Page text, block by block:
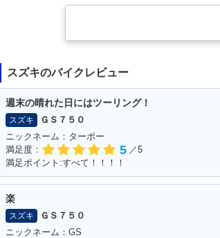
2006年 ADDRESS V50
G・新登場
0・新登場
スズキのバイクレビュー
週末の晴れた日にはツーリング！
スズキ
ＧＳ７５０
ニックネーム：ターボー
満足度：
5 ／5
満足ポイント:すべて！！！！
楽
スズキ
ＧＳ７５０
ニックネーム：GS